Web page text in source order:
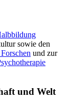
sowie den
und zur
und Welt